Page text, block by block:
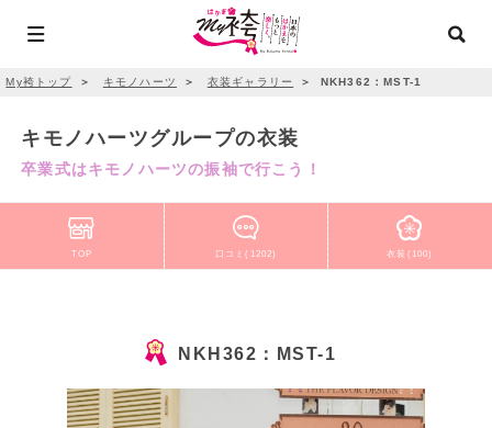
My袴トップ ＞ キモノハーツ ＞ 衣装ギャラリー ＞ NKH362：MST-1
キモノハーツグループの衣装
卒業式はキモノハーツの振袖で行こう！
TOP 口コミ(1202) 衣装(100)
NKH362：MST-1